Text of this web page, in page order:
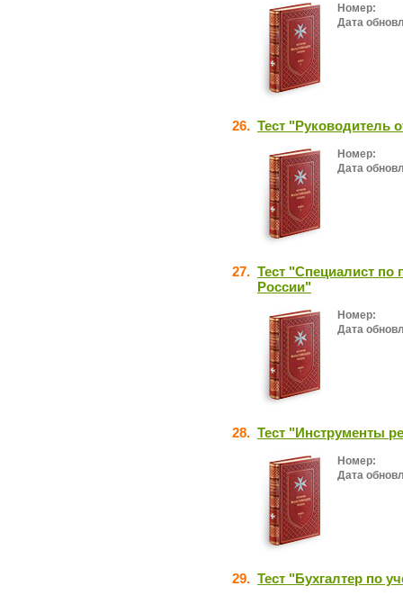
Номер:
Дата
26. Тест "Руководитель
Номер:
Дата
27. Тест "Специалист по
России"
Номер:
Дата
28. Тест "Инструменты
Номер:
Дата
29. Тест "Бухгалтер по